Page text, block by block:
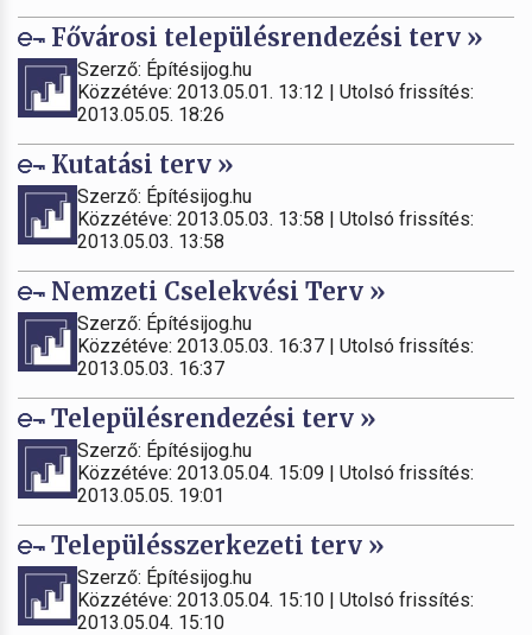
Fővárosi településrendezési terv »
Szerző: Építésijog.hu
Közzétéve: 2013.05.01. 13:12 | Utolsó frissítés:
2013.05.05. 18:26
Kutatási terv »
Szerző: Építésijog.hu
Közzétéve: 2013.05.03. 13:58 | Utolsó frissítés:
2013.05.03. 13:58
Nemzeti Cselekvési Terv »
Szerző: Építésijog.hu
Közzétéve: 2013.05.03. 16:37 | Utolsó frissítés:
2013.05.03. 16:37
Településrendezési terv »
Szerző: Építésijog.hu
Közzétéve: 2013.05.04. 15:09 | Utolsó frissítés:
2013.05.05. 19:01
Településszerkezeti terv »
Szerző: Építésijog.hu
Közzétéve: 2013.05.04. 15:10 | Utolsó frissítés:
2013.05.04. 15:10